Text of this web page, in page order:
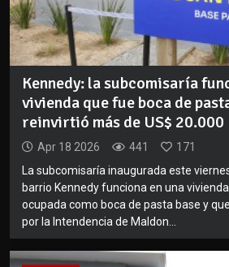
Kennedy: la subcomisaría
vivienda que fue boca de
reinvirtió más de US$ 20.000
Apr 18 2026 441
171
La subcomisaría inaugurada este
barrio Kennedy funciona en una
ocupada como boca de pasta base y
por la Intendencia de Maldon...